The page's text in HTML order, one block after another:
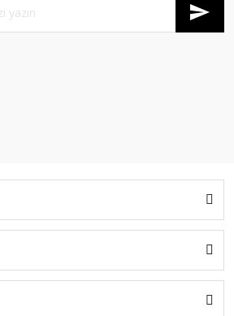
RD 650-PM Bevel Yönetici Koltuğu